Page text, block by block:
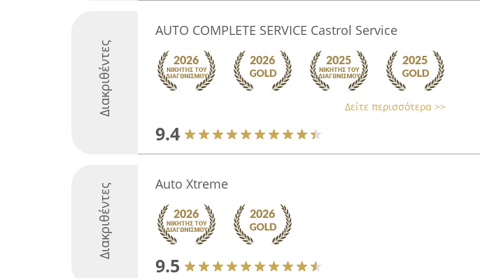
Διακριθέντες
AUTO COMPLETE SERVICE Castrol Service
Δείτε περισσότερα >>
9.4
Διακριθέντες Auto Xtreme
9.5